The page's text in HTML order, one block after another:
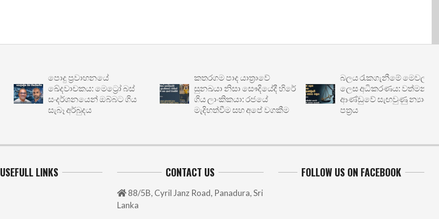
පොදු ප්‍රවාහනයේ
ඛේදවාචකය: මෙට්‍රෝ බස්
සංදර්ශනයෙන් ඔබ්බට ගිය
සැබෑ අර්බුදය
කතරගම පාද යාත්‍රාවේ
සුනඛයා නිසා සෞදියේදී හිරේ
ගිය ලාංකිකයා: රජයේ
මැදිහත්වීම සහ අපේ වගකීම
බලය රැකගැනීමේ මෙවලමක්
ලෙස අධිකරණය: වත්මන්
ආණ්ඩුවේ සැඟවුණු න්‍යාය
USEFULL LINKS CONTACT US
88/5B, Cyril Janz Road, Panadura, Sri
Lanka
FOLLOW US ON FACEBOOK